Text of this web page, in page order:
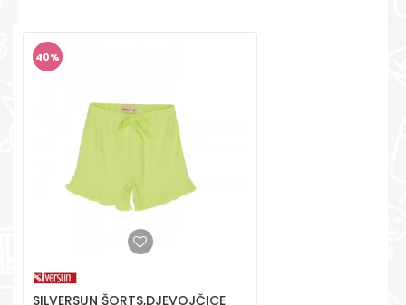
40%
SILVERSUN ŠORTS,DJEVOJČICE